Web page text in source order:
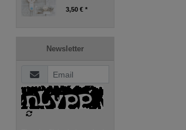
Stickdatei, ITH
Rahmen
5,18 € * 4,49 € *
3,50 € *
Newsletter